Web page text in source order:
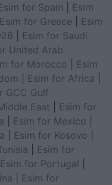
for Spain
Esim
Esim for Greece
Esim
Esim for Saudi
United Arab
for Morocco
Esim
Esim for Africa
GCC Gulf
East
Esim for
Esim for Mexico
Esim for Kosovo
Esim for
Esim for Portugal
Esim for